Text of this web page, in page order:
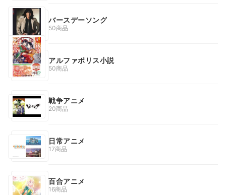
バースデーソング
50商品
アルファポリス小説
50商品
戦争アニメ
20商品
日常アニメ
17商品
百合アニメ
16商品